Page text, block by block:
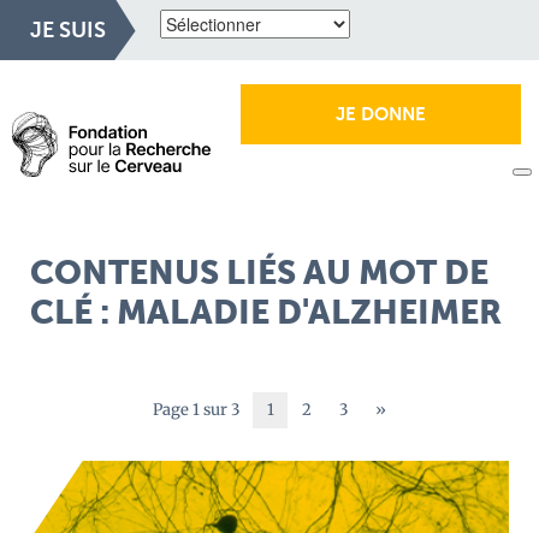
JE SUIS
JE DONNE
CONTENUS LIÉS AU MOT DE
CLÉ : MALADIE D'ALZHEIMER
Page 1 sur 3 1 2 3 »